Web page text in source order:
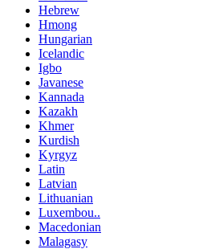
Hebrew
Hmong
Hungarian
Icelandic
Igbo
Javanese
Kannada
Kazakh
Khmer
Kurdish
Kyrgyz
Latin
Latvian
Lithuanian
Luxembou..
Macedonian
Malagasy